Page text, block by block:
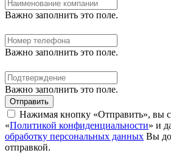
Важно заполнить это поле.
Важно заполнить это поле.
Важно заполнить это поле.
Отправить
Нажимая кнопку «Отправить», вы
«Политикой конфиденциальности» и
обработку персональных данных Вы
отправкой.